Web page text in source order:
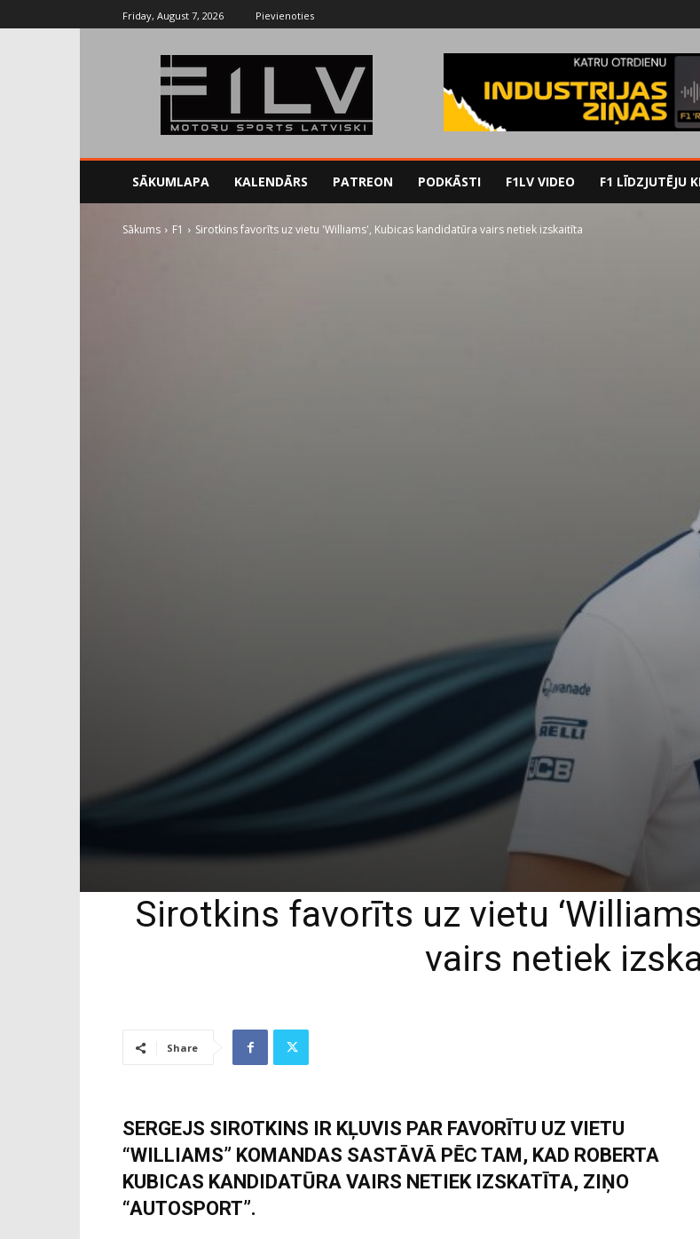
Friday, August 7, 2026 Pievienoties
SĀKUMLAPA KALENDĀRS PATREON PODKĀSTI F1LV VIDEO F1 LĪDZJUTĒJU
Sākums F1 Sirotkins favorīts uz vietu 'Williams', Kubicas kandidatūra vairs netiek izskaitīta
Sirotkins favorīts uz vietu
vairs netiek
Share
SERGEJS SIROTKINS IR KĻUVIS PAR FAVORĪTU UZ VIETU
“WILLIAMS” KOMANDAS SASTĀVĀ PĒC TAM, KAD ROBERTA
KUBICAS KANDIDATŪRA VAIRS NETIEK IZSKATĪTA, ZIŅO
“AUTOSPORT”.